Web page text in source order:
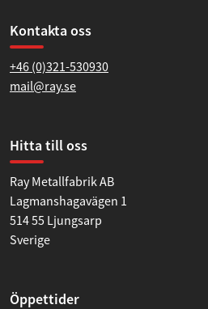
Kontakta oss
+46 (0)321-530930
mail@ray.se
Hitta till oss
Ray Metallfabrik AB
Lagmanshagavägen 1
514 55 Ljungsarp
Sverige
Öppettider